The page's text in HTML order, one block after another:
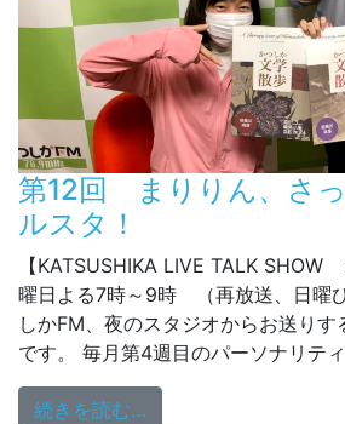
第12回 まりりん、さ
ルスタ！
【KATSUSHIKA LIVE TALK
曜日よる7時～9時 （再放送、日曜
しかFM、夜のスタジオからお送りす
です。 毎月第4週目のパーソナリテ
続きを読む…